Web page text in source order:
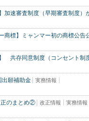
加速審査制度（早期審査制度）
商標】ミャンマー初の商標公
】 共存同意制度（コンセント制
出願補助金
実務情報
のまとめ② 改正情報
実務情報